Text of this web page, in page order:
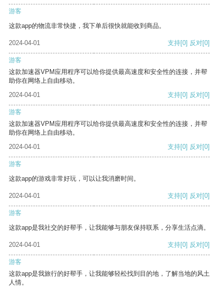
游客
这款app的物流非常快捷，我下单后很快就能收到商品。
2024-04-01 支持[0] 反对[0]
游客
这款加速器VPM应用程序可以给你提供最高速度和安全性的连接，并帮
助你在网络上自由移动。
2024-04-01
支持[0] 反对[0]
游客
这款加速器VPM应用程序可以给你提供最高速度和安全性的连接，并帮
助你在网络上自由移动。
2024-04-01
支持[0] 反对[0]
游客
这款app的游戏非常好玩，可以让我消磨时间。
2024-04-01 支持[0] 反对[0]
游客
这款app是我社交的好帮手，让我能够与朋友保持联系，分享生活点滴。
2024-04-01 支持[0] 反对[0]
游客
这款app是我旅行的好帮手，让我能够轻松找到目的地，了解当地的风土
人情。